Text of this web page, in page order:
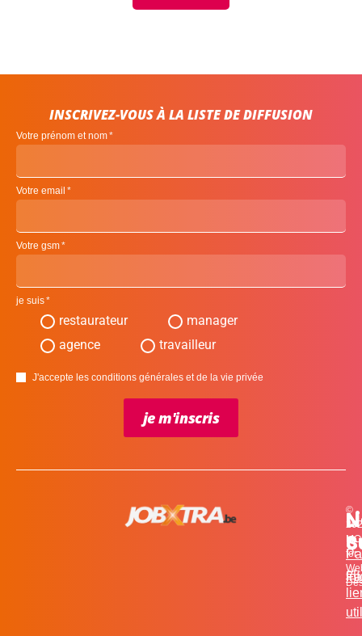
et
©
for
INSCRIVEZ-VOUS À LA LISTE DE DIFFUSION
Votre prénom et nom
Votre email
Votre gsm
je suis
restaurateur
manager
agence
travailleur
J'accepte les conditions générales et de la vie privée
je m'inscris